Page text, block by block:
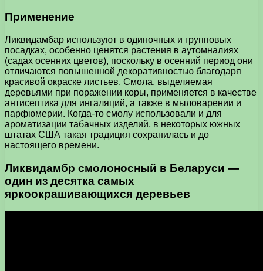
Применение
Ликвидамбар используют в одиночных и групповых
посадках, особенно ценятся растения в аутомналиях
(садах осенних цветов), поскольку в осенний период они
отличаются повышенной декоративностью благодаря
красивой окраске листьев. Смола, выделяемая
деревьями при поражении коры, применяется в качестве
антисептика для ингаляций, а также в мыловарении и
парфюмерии. Когда-то смолу использовали и для
ароматизации табачных изделий, в некоторых южных
штатах США такая традиция сохранилась и до
настоящего времени.
Ликвидамбр смолоносный в Беларуси —
один из десятка самых
яркоокрашивающихся деревьев